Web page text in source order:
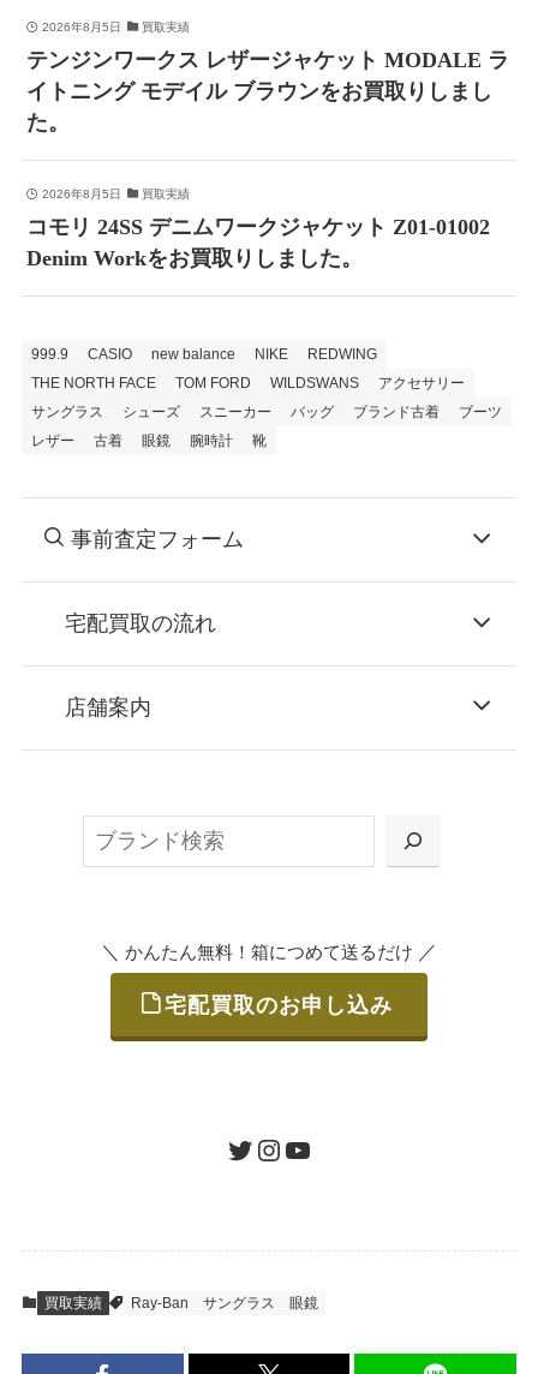
2026年8月5日 買取実績
テンジンワークス レザージャケット MODALE ラ
イトニング モデイル ブラウンをお買取りしまし
た。
2026年8月5日 買取実績
コモリ 24SS デニムワークジャケット Z01-01002
Denim Workをお買取りしました。
999.9 CASIO new balance NIKE
REDWING
THE NORTH FACE
TOM FORD WILDSWANS
アクセサリー
サングラス
シューズ スニーカー バッグ ブランド古着
ブーツ
レザー
古着 眼鏡 腕時計 靴
事前査定フォーム
宅配買取の流れ
お申込み
または梱包材不要の「集荷申込」からお選び
ご発送
査定結果のご承認 / 入金
到着即日に査定いたします。買取金額にご納
店舗案内
＼ かんたん無料！箱につめて送るだけ ／
宅配買取のお申し込み
ツイッターインスタグラムユーチューブ
買取実績 Ray-Ban サングラス 眼鏡